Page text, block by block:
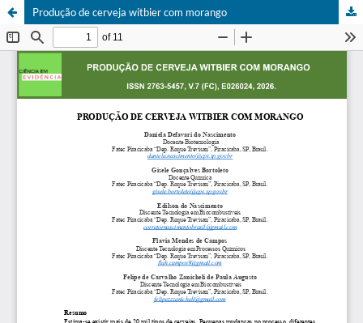
Produção de cerveja witbier com morango